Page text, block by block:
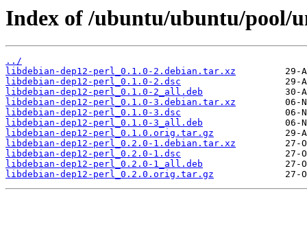
Index of /ubuntu/ubuntu/pool/
../
libdebian-dep12-perl_0.1.0-2.debian.tar.xz
libdebian-dep12-perl_0.1.0-2.dsc
libdebian-dep12-perl_0.1.0-2_all.deb
libdebian-dep12-perl_0.1.0-3.debian.tar.xz
libdebian-dep12-perl_0.1.0-3.dsc
libdebian-dep12-perl_0.1.0-3_all.deb
libdebian-dep12-perl_0.1.0.orig.tar.gz
libdebian-dep12-perl_0.2.0-1.debian.tar.xz
libdebian-dep12-perl_0.2.0-1.dsc
libdebian-dep12-perl_0.2.0-1_all.deb
libdebian-dep12-perl_0.2.0.orig.tar.gz